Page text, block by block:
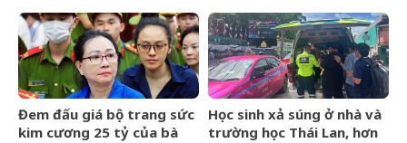
mang đội hình B dự giải Vô
địch ĐNÁ của FIFA
Đem đấu giá bộ trang sức
kim cương 25 tỷ của bà
Học sinh xả súng ở nhà và
trường học Thái Lan, hơn